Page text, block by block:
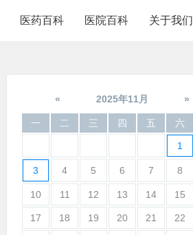
医药百科 医院百科 关于我们
« 2025年11月 »
一 二 三 四 五 六
1
3 4 5 6 7 8
10 11 12 13 14 15
17 18 19 20 21 22